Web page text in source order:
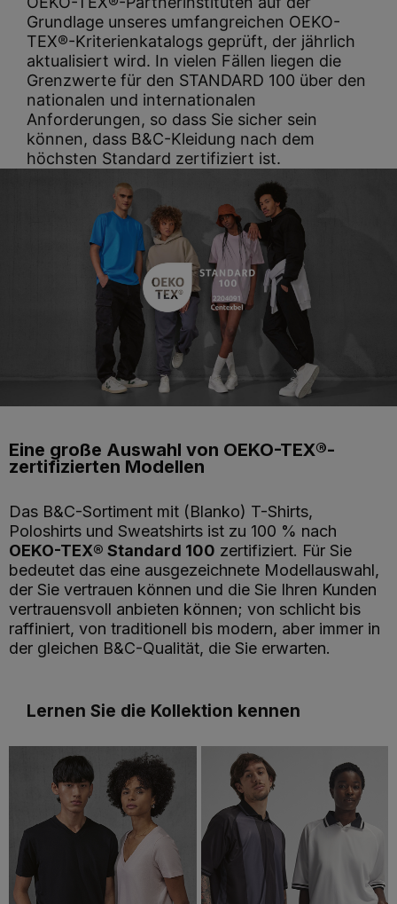
Grundlage unseres umfangreichen OEKO-
TEX®-Kriterienkatalogs geprüft, der jährlich
aktualisiert wird. In vielen Fällen liegen die
Grenzwerte für den STANDARD 100 über den
nationalen und internationalen
Anforderungen, so dass Sie sicher sein
können, dass B&C-Kleidung nach dem
höchsten Standard zertifiziert ist.
Eine große Auswahl von OEKO-TEX®-
zertifizierten Modellen
Das B&C-Sortiment mit (Blanko) T-Shirts,
Poloshirts und Sweatshirts ist zu 100 % nach
OEKO-TEX® Standard 100 zertifiziert. Für Sie
bedeutet das eine ausgezeichnete Modellauswahl,
der Sie vertrauen können und die Sie Ihren Kunden
vertrauensvoll anbieten können; von schlicht bis
raffiniert, von traditionell bis modern, aber immer in
der gleichen B&C-Qualität, die Sie erwarten.
Lernen Sie die Kollektion kennen